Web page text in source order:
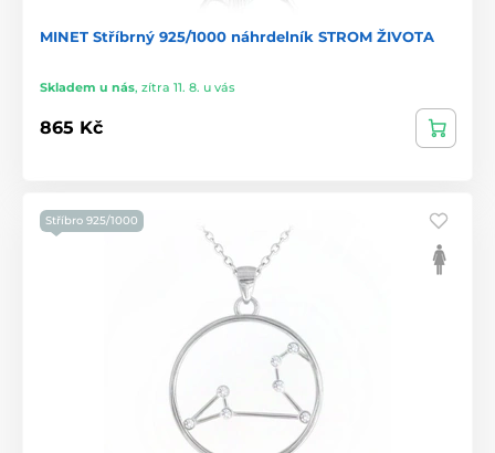
MINET Stříbrný 925/1000 náhrdelník STROM ŽIVOTA
Skladem u nás, zítra 11. 8. u vás
865 Kč
Stříbro 925/1000